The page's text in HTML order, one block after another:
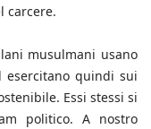
carcere.
musulmani usano
quindi sui
Essi stessi si
politico. A nostro